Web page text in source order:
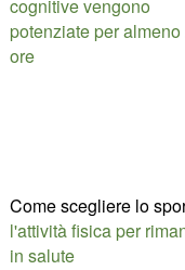
cognitive vengono
potenziate per almeno
ore
Come scegliere lo
l'attività fisica per
in salute